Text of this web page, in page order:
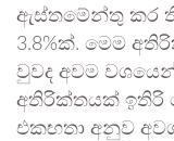
ඇස්තමේන්තු කර
3.8%ක්. මෙම
වුවද අවම වශයෙන්
අතිරික්තයක් ඉතිරි
එකඟතා අනුව